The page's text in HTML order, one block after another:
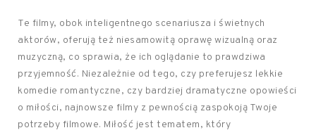
Te filmy, obok inteligentnego scenariusza i świetnych
aktorów, oferują też niesamowitą oprawę wizualną oraz
muzyczną, co sprawia, że ich oglądanie to prawdziwa
przyjemność. Niezależnie od tego, czy preferujesz lekkie
komedie romantyczne, czy bardziej dramatyczne opowieści
o miłości, najnowsze filmy z pewnością zaspokoją Twoje
potrzeby filmowe. Miłość jest tematem, który